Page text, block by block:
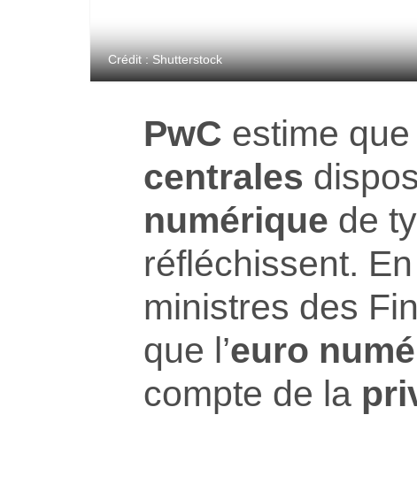
Crédit : Shutterstock
PwC estime que
centrales
numérique de
réfléchissent. En
ministres des
que l’euro
compte de la